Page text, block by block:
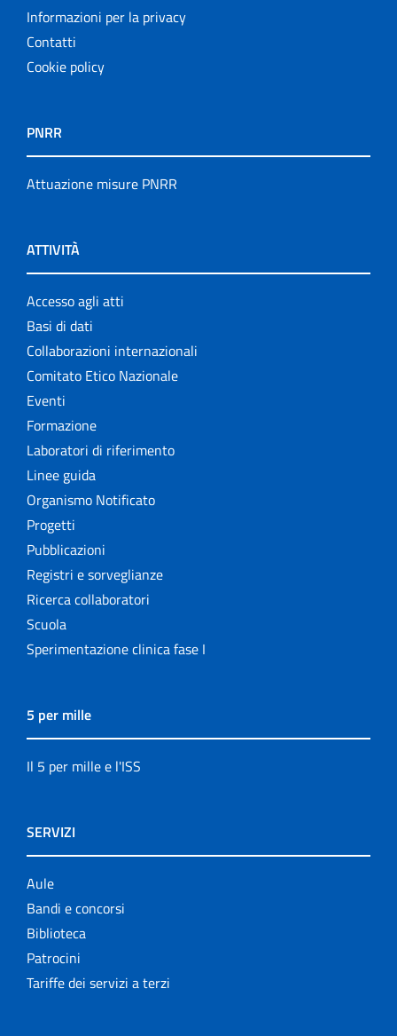
Informazioni per la privacy
Contatti
Cookie policy
PNRR
Attuazione misure PNRR
ATTIVITÀ
Accesso agli atti
Basi di dati
Collaborazioni internazionali
Comitato Etico Nazionale
Eventi
Formazione
Laboratori di riferimento
Linee guida
Organismo Notificato
Progetti
Pubblicazioni
Registri e sorveglianze
Ricerca collaboratori
Scuola
Sperimentazione clinica fase I
5 per mille
Il 5 per mille e l'ISS
SERVIZI
Aule
Bandi e concorsi
Biblioteca
Patrocini
Tariffe dei servizi a terzi